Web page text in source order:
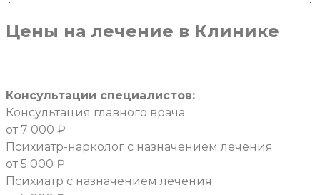
Цены на лечение в Клинике
Консультации специалистов:
Консультация главного врача
от 7 000 ₽
Психиатр-нарколог с назначением лечения
от 5 000 ₽
Психиатр с назначением лечения